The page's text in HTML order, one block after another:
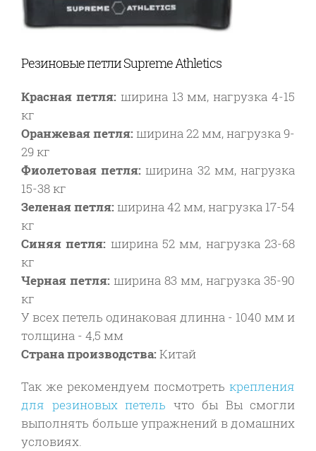
Резиновые петли Supreme Athletics
Красная петля:ширина 13 мм, нагрузка 4-15
кг
Оранжевая петля: ширина 22 мм, нагрузка 9-
29 кг
Фиолетовая петля: ширина 32 мм, нагрузка
15-38 кг
Зеленая петля: ширина 42 мм, нагрузка 17-54
кг
Синяя петля: ширина 52 мм, нагрузка 23-68
кг
Черная петля: ширина 83 мм, нагрузка 35-90
кг
У всех петель одинаковая длинна - 1040 мм и
толщина - 4,5 мм
Страна производства:Китай
Так же рекомендуем посмотреть крепления
для резиновых петель что бы Вы смогли
выполнять больше упражнений в домашних
условиях.